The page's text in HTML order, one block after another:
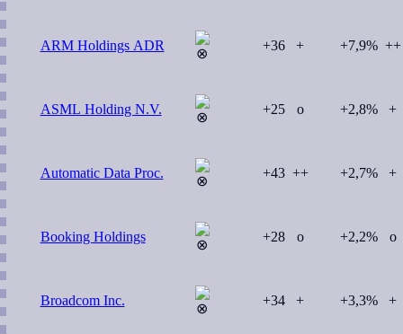
ARM Holdings ADR +36 + +7,9% ++
ASML Holding N.V. +25 o +2,8% +
Automatic Data Proc. +43 ++ +2,7% +
Booking Holdings +28 o +2,2% o
Broadcom Inc. +34 + +3,3% +